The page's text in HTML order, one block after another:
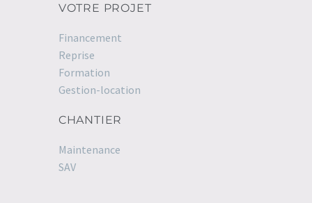
VOTRE PROJET
Financement
Reprise
Formation
Gestion-location
CHANTIER
Maintenance
SAV